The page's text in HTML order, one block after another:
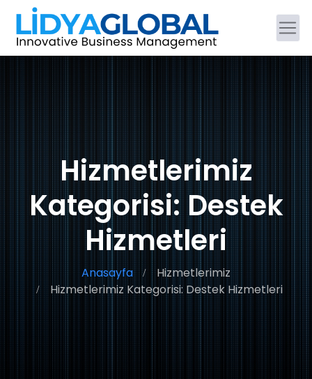
Hizmetlerimiz
Kategorisi: Destek
Hizmetleri
Anasayfa
Hizmetlerimiz
Hizmetlerimiz Kategorisi: Destek Hizmetleri